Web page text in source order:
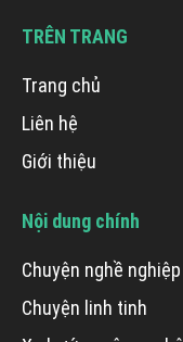
TRÊN TRANG
Trang chủ
Liên hệ
Giới thiệu
Nội dung chính
Chuyện nghề nghiệp
Chuyện linh tinh